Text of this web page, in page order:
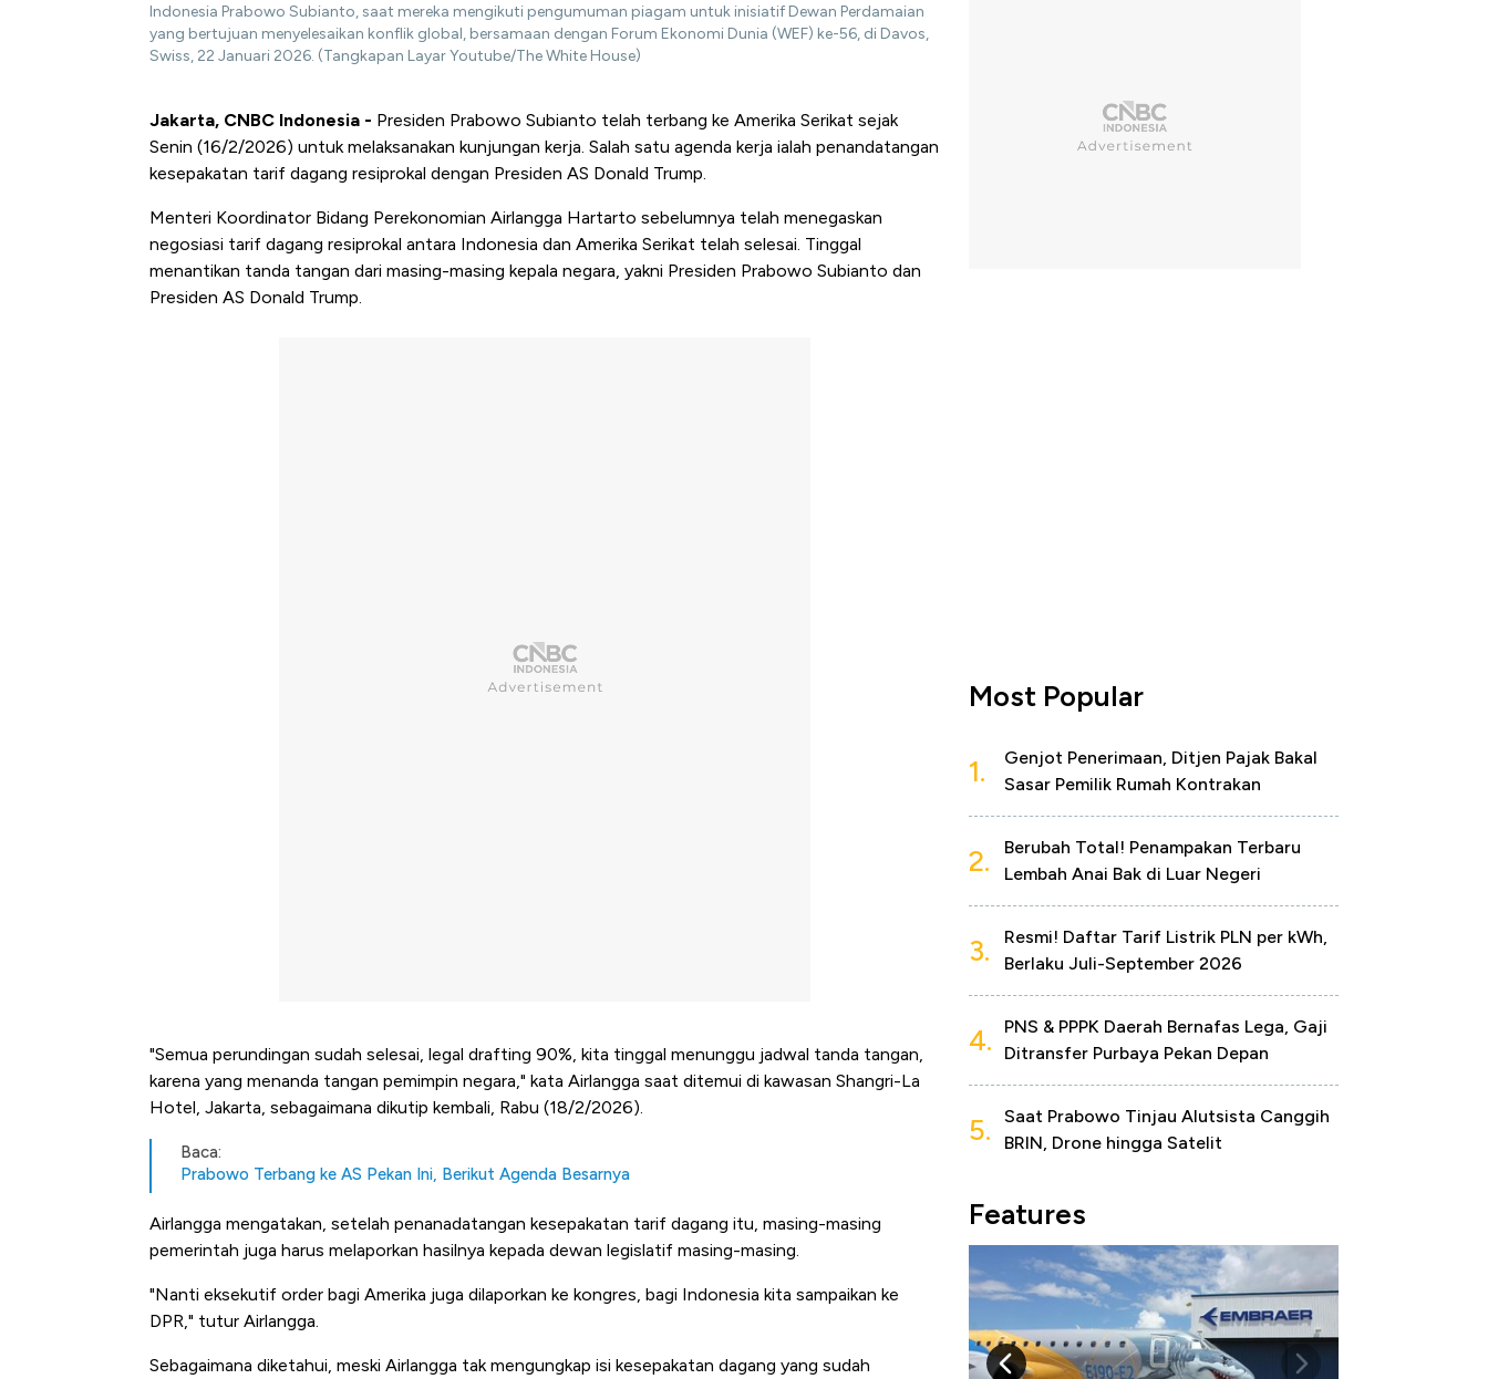
Indonesia Prabowo Subianto, saat mereka mengikuti pengumuman piagam untuk inisiatif Dewan Perdamaian
yang bertujuan menyelesaikan konflik global, bersamaan dengan Forum Ekonomi Dunia (WEF) ke-56, di Davos,
Swiss, 22 Januari 2026. (Tangkapan Layar Youtube/The White House)
Jakarta, CNBC Indonesia - Presiden Prabowo Subianto telah terbang ke Amerika Serikat sejak
Senin (16/2/2026) untuk melaksanakan kunjungan kerja. Salah satu agenda kerja ialah penandatangan
kesepakatan tarif dagang resiprokal dengan Presiden AS Donald Trump.
Menteri Koordinator Bidang Perekonomian Airlangga Hartarto sebelumnya telah menegaskan
negosiasi tarif dagang resiprokal antara Indonesia dan Amerika Serikat telah selesai. Tinggal
menantikan tanda tangan dari masing-masing kepala negara, yakni Presiden Prabowo Subianto dan
Presiden AS Donald Trump.
"Semua perundingan sudah selesai, legal drafting 90%, kita tinggal menunggu jadwal tanda tangan,
karena yang menanda tangan pemimpin negara," kata Airlangga saat ditemui di kawasan Shangri-La
Hotel, Jakarta, sebagaimana dikutip kembali, Rabu (18/2/2026).
Baca:
Prabowo Terbang ke AS Pekan Ini, Berikut Agenda Besarnya
Airlangga mengatakan, setelah penanadatangan kesepakatan tarif dagang itu, masing-masing
pemerintah juga harus melaporkan hasilnya kepada dewan legislatif masing-masing.
"Nanti eksekutif order bagi Amerika juga dilaporkan ke kongres, bagi Indonesia kita sampaikan ke
DPR," tutur Airlangga.
Sebagaimana diketahui, meski Airlangga tak mengungkap isi kesepakatan dagang yang sudah
Most Popular
1.
Genjot Penerimaan, Ditjen Pajak Bakal
Sasar Pemilik Rumah Kontrakan
2.
Berubah Total! Penampakan Terbaru
Lembah Anai Bak di Luar Negeri
3.
Resmi! Daftar Tarif Listrik PLN per kWh,
Berlaku Juli-September 2026
4.
PNS & PPPK Daerah Bernafas Lega, Gaji
Ditransfer Purbaya Pekan Depan
5.
Saat Prabowo Tinjau Alutsista Canggih
BRIN, Drone hingga Satelit
Features